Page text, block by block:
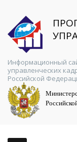
Информационный
управленческих
Российской